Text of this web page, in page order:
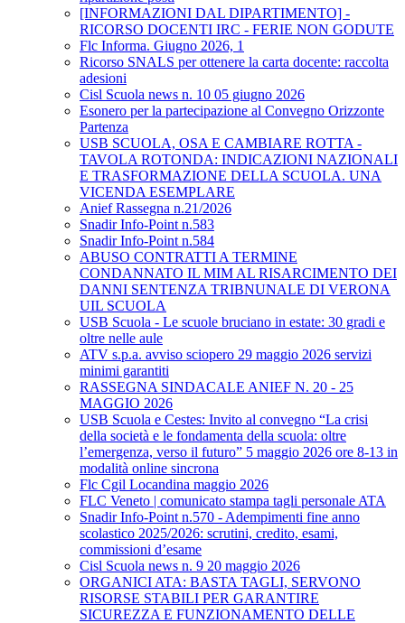
[INFORMAZIONI DAL DIPARTIMENTO] -
RICORSO DOCENTI IRC - FERIE NON GODUTE
Flc Informa. Giugno 2026, 1
Ricorso SNALS per ottenere la carta docente: raccolta
adesioni
Cisl Scuola news n. 10 05 giugno 2026
Esonero per la partecipazione al Convegno Orizzonte
Partenza
USB SCUOLA, OSA E CAMBIARE ROTTA -
TAVOLA ROTONDA: INDICAZIONI NAZIONALI
E TRASFORMAZIONE DELLA SCUOLA. UNA
VICENDA ESEMPLARE
Anief Rassegna n.21/2026
Snadir Info-Point n.583
Snadir Info-Point n.584
ABUSO CONTRATTI A TERMINE
CONDANNATO IL MIM AL RISARCIMENTO DEI
DANNI SENTENZA TRIBNUNALE DI VERONA
UIL SCUOLA
USB Scuola - Le scuole bruciano in estate: 30 gradi e
oltre nelle aule
ATV s.p.a. avviso sciopero 29 maggio 2026 servizi
minimi garantiti
RASSEGNA SINDACALE ANIEF N. 20 - 25
MAGGIO 2026
USB Scuola e Cestes: Invito al convegno “La crisi
della società e le fondamenta della scuola: oltre
l’emergenza, verso il futuro” 5 maggio 2026 ore 8-13 in
modalità online sincrona
Flc Cgil Locandina maggio 2026
FLC Veneto | comunicato stampa tagli personale ATA
Snadir Info-Point n.570 - Adempimenti fine anno
scolastico 2025/2026: scrutini, credito, esami,
commissioni d’esame
Cisl Scuola news n. 9 20 maggio 2026
ORGANICI ATA: BASTA TAGLI, SERVONO
RISORSE STABILI PER GARANTIRE
SICUREZZA E FUNZIONAMENTO DELLE